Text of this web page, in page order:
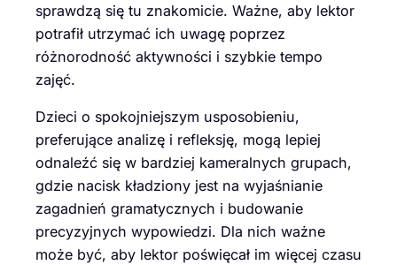
sprawdzą się tu znakomicie. Ważne, aby lektor
potrafił utrzymać ich uwagę poprzez
różnorodność aktywności i szybkie tempo
zajęć.
Dzieci o spokojniejszym usposobieniu,
preferujące analizę i refleksję, mogą lepiej
odnaleźć się w bardziej kameralnych grupach,
gdzie nacisk kładziony jest na wyjaśnianie
zagadnień gramatycznych i budowanie
precyzyjnych wypowiedzi. Dla nich ważne
może być, aby lektor poświęcał im więcej czasu